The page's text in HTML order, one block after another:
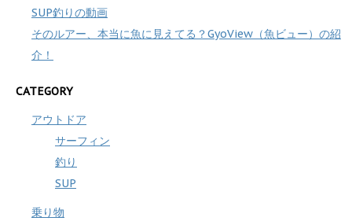
SUP釣りの動画
そのルアー、本当に魚に見えてる？GyoView（魚ビュー）の紹
介！
CATEGORY
アウトドア
サーフィン
釣り
SUP
乗り物